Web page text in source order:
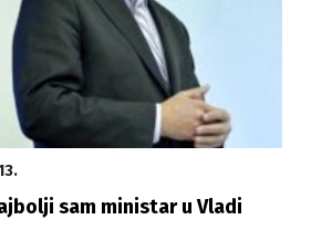
sam ministar u Vladi